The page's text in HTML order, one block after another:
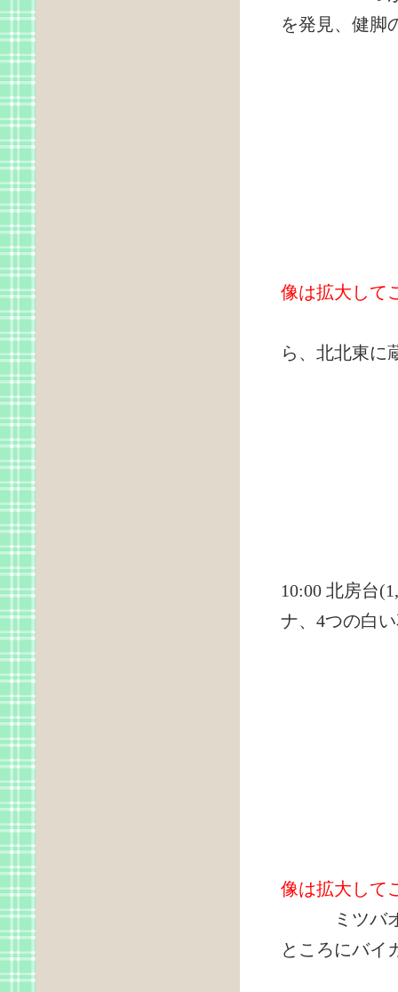
を発見、健脚
像は拡大して
ら、北北東に
10:00 北房台
ナ、4つの白
像は拡大して
ミツバオ
ところにバイ